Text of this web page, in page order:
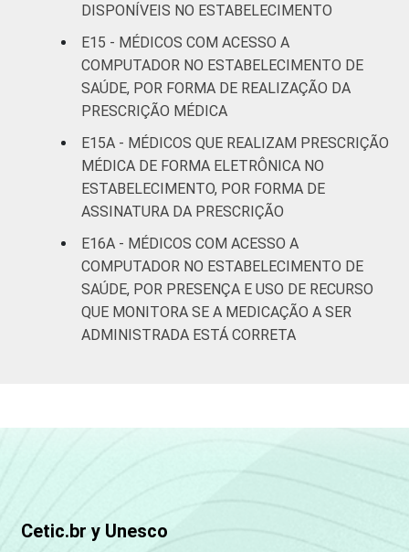
DISPONÍVEIS NO ESTABELECIMENTO
E15 - MÉDICOS COM ACESSO A
COMPUTADOR NO ESTABELECIMENTO DE
SAÚDE, POR FORMA DE REALIZAÇÃO DA
PRESCRIÇÃO MÉDICA
E15A - MÉDICOS QUE REALIZAM PRESCRIÇÃO
MÉDICA DE FORMA ELETRÔNICA NO
ESTABELECIMENTO, POR FORMA DE
ASSINATURA DA PRESCRIÇÃO
E16A - MÉDICOS COM ACESSO A
COMPUTADOR NO ESTABELECIMENTO DE
SAÚDE, POR PRESENÇA E USO DE RECURSO
QUE MONITORA SE A MEDICAÇÃO A SER
ADMINISTRADA ESTÁ CORRETA
Cetic.br y Unesco